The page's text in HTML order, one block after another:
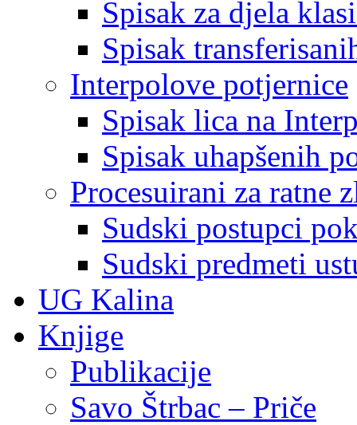
Spisak za djela
Spisak
Interpolove potjernice
Spisak lica na
Spisak uhapšenih
Procesuirani za ratne
Sudski postupci
Sudski predmeti
UG Kalina
Knjige
Publikacije
Savo Štrbac – Priče